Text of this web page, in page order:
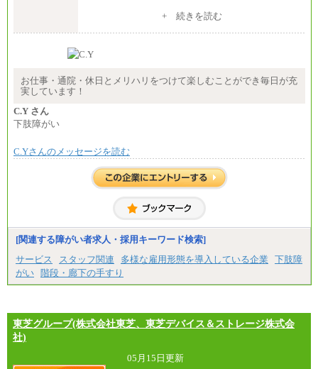
（３）月給191,000円以上（実働7.5時間）
（５）月給147,800円以上（実働6時間）
時給 1,226円（実働4.5時間）
間額換算額）
・退職金相当手当 37円
+ 続きを読む
お仕事・通院・休日とメリハリをつけて楽しむことができ毎日が充
実しています！
C.Y さん
下肢障がい
C.Yさんのメッセージを読む
[関連する障がい者求人・採用キーワード検索]
サービス
スタッフ関連 多様な雇用形態を導入している企業
下肢障
がい 階段・廊下の手すり
東芝グループ(株式会社東芝、東芝デバイス＆ストレージ株式会
社)
05月15日更新